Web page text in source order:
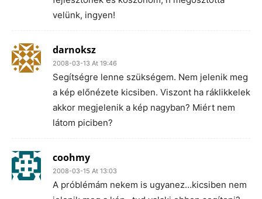
velünk, ingyen!
darnoksz
2008-03-13 At 19:46
Segítségre lenne szükségem. Nem jelenik meg
a kép előnézete kicsiben. Viszont ha ráklikkelek
akkor megjelenik a kép nagyban? Miért nem
látom piciben?
coohmy
2008-03-15 At 13:03
A próblémám nekem is ugyanez…kicsiben nem